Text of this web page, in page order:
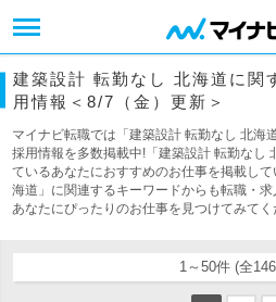
建築設計 転勤なし 北海道に関
用情報＜8/7（金）更新＞
マイナビ転職では「建築設計 転勤なし 北海
採用情報を多数掲載中!「建築設計 転勤なし
ているあなたにおすすめのお仕事を掲載し
海道」に関連するキーワードからも転職・求
あなたにぴったりのお仕事を見つけてみてく
1～50件 (全